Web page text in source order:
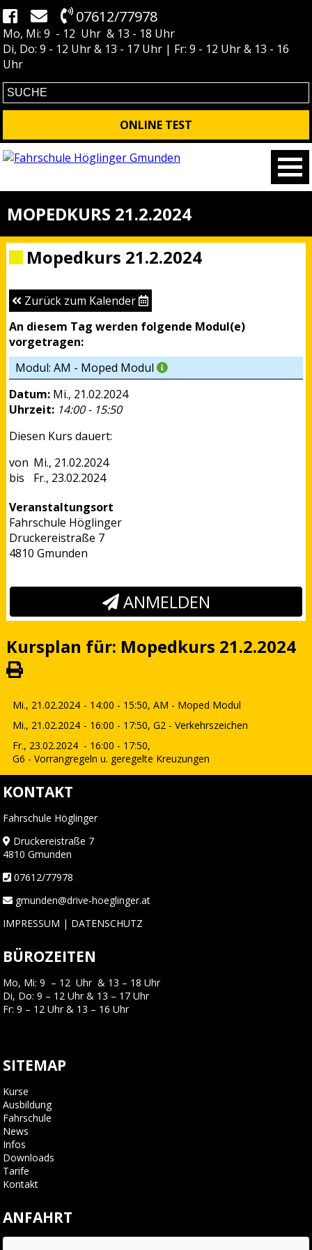
07612/77978
Mo, Mi: 9 - 12 Uhr & 13 - 18 Uhr
Di, Do: 9 - 12 Uhr & 13 - 17 Uhr | Fr: 9 - 12 Uhr & 13 - 16
Uhr
ONLINE TEST
MOPEDKURS 21.2.2024
Mopedkurs 21.2.2024
Zurück zum Kalender
An diesem Tag werden folgende Modul(e)
vorgetragen:
Modul: AM - Moped Modul
Datum: Mi., 21.02.2024
Uhrzeit: 14:00 - 15:50
Diesen Kurs dauert:
Mi., 21.02.2024
Fr., 23.02.2024
Veranstaltungsort
Fahrschule Höglinger
Druckereistraße 7
4810 Gmunden
ANMELDEN
Kursplan für: Mopedkurs 21.2.2024
Mi., 21.02.2024 - 14:00 - 15:50, AM - Moped Modul
Mi., 21.02.2024 - 16:00 - 17:50, G2 - Verkehrszeichen
Fr., 23.02.2024 - 16:00 - 17:50,
G6 - Vorrangregeln u. geregelte Kreuzungen
KONTAKT
Fahrschule Höglinger
Druckereistraße 7
4810 Gmunden
07612/77978
gmunden@drive-hoeglinger.at
IMPRESSUM | DATENSCHUTZ
BÜROZEITEN
Mo, Mi: 9 – 12 Uhr & 13 – 18 Uhr
Di, Do: 9 – 12 Uhr & 13 – 17 Uhr
Fr: 9 – 12 Uhr & 13 – 16 Uhr
SITEMAP
Kurse
Ausbildung
Fahrschule
News
Infos
Downloads
Tarife
Kontakt
ANFAHRT